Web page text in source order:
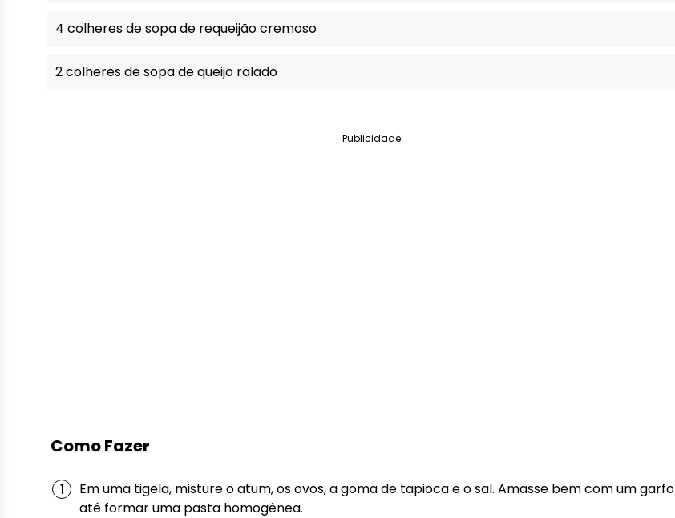
4 colheres de sopa de requeijão cremoso
2 colheres de sopa de queijo ralado
Publicidade
Como Fazer
Em uma tigela, misture o atum, os ovos, a goma de tapioca e o sal. Amasse bem com um garfo
até formar uma pasta homogênea.